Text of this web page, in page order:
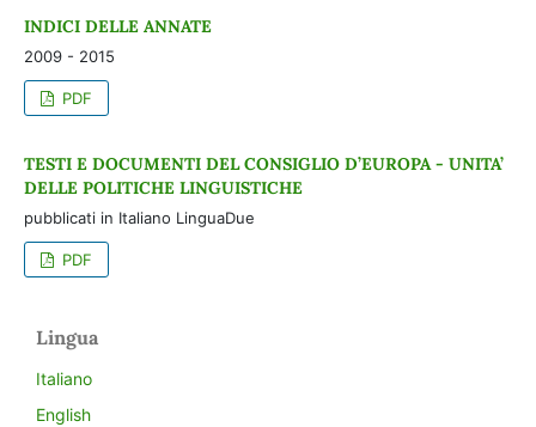
INDICI DELLE ANNATE
2009 - 2015
PDF
TESTI E DOCUMENTI DEL CONSIGLIO D’EUROPA - UNITA’
DELLE POLITICHE LINGUISTICHE
pubblicati in Italiano LinguaDue
PDF
Lingua
Italiano
English